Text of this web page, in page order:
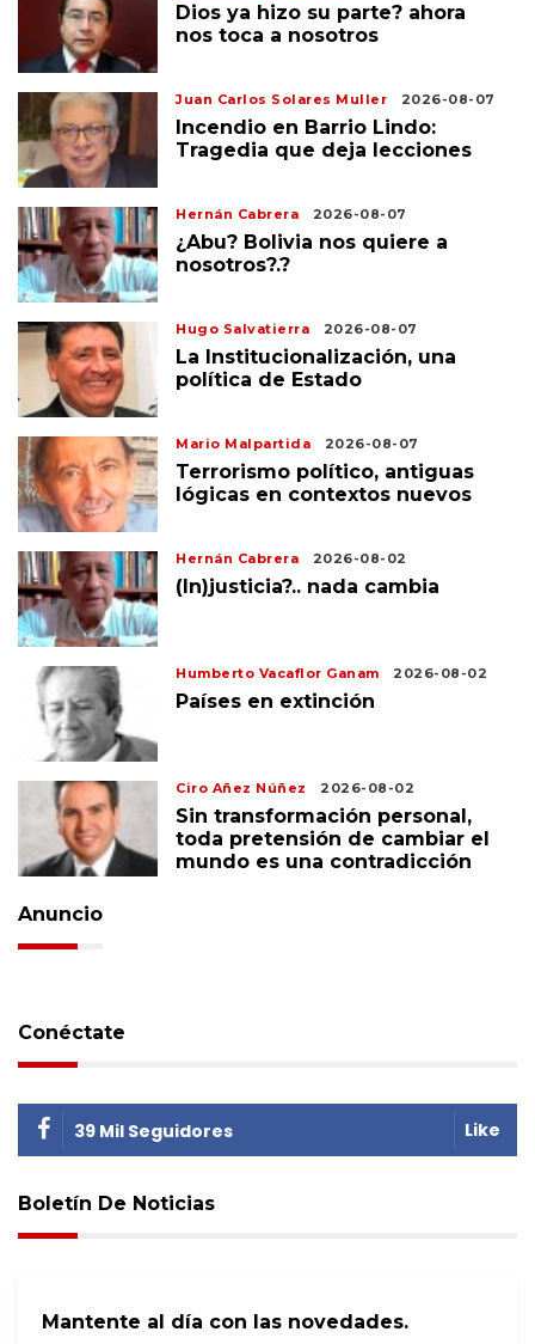
Dios ya hizo su parte? ahora
nos toca a nosotros
Juan Carlos Solares Muller 2026-08-07
Incendio en Barrio Lindo:
Tragedia que deja lecciones
Hernán Cabrera 2026-08-07
¿Abu? Bolivia nos quiere a
nosotros?.?
Hugo Salvatierra 2026-08-07
La Institucionalización, una
política de Estado
Mario Malpartida 2026-08-07
Terrorismo político, antiguas
lógicas en contextos nuevos
Hernán Cabrera 2026-08-02
(In)justicia?.. nada cambia
Humberto Vacaflor Ganam 2026-08-02
Países en extinción
Ciro Añez Núñez 2026-08-02
Sin transformación personal,
toda pretensión de cambiar el
mundo es una contradicción
Anuncio
Conéctate
39 Mil Seguidores Like
Boletín De Noticias
Mantente al día con las novedades.